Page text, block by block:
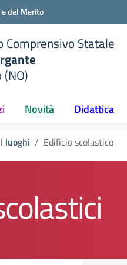
del Merito
Comprensivo Statale
Novità Didattica
I luoghi Edificio scolastico